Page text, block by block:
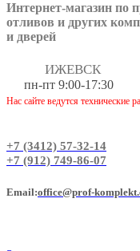
Интернет-магазин по
отливов и других
и дверей
ИЖЕВСК
пн-пт 9:00-17:30
Нас сайте ведутся
+7 (3412) 57-32-14
+7 (912) 749-86-07
Еmail:office@prof-